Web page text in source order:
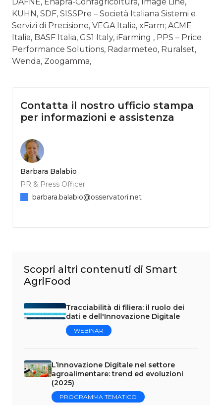
KUHN, SDF, SISSPre – Società Italiana Sistemi e
Servizi di Precisione, VEGA Italia, xFarm; ACME
Italia, BASF Italia, GS1 Italy, iFarming , PPS – Price
Performance Solutions, Radarmeteo, Ruralset,
Wenda, Zoogamma,
Contatta il nostro ufficio stampa
per informazioni e assistenza
Barbara Balabio
PR & Press Officer
barbara.balabio@osservatori.net
Scopri altri contenuti di Smart
AgriFood
Tracciabilità di filiera: il ruolo dei
dati e dell'Innovazione Digitale
WEBINAR
L’Innovazione Digitale nel settore
agroalimentare: trend ed evoluzioni
(2025)
PROGRAMMA TEMATICO